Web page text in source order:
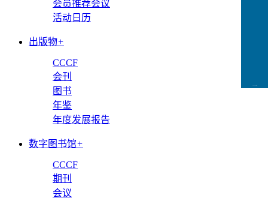
会员推荐会议
活动日历
出版物+
CCCF
会刊
图书
年鉴
年度发展报告
数字图书馆+
CCCF
期刊
会议